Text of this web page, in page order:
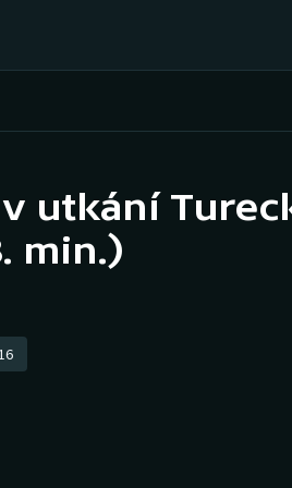
Baseball a softbal
utkání
min.)